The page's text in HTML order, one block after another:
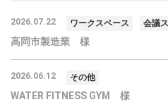
2026.07.22 ワークスペース 会議
高岡市製造業 様
2026.06.12 その他
WATER FITNESS GYM 様